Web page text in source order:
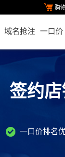
购
域名抢注 一口价
签约
一口价排名